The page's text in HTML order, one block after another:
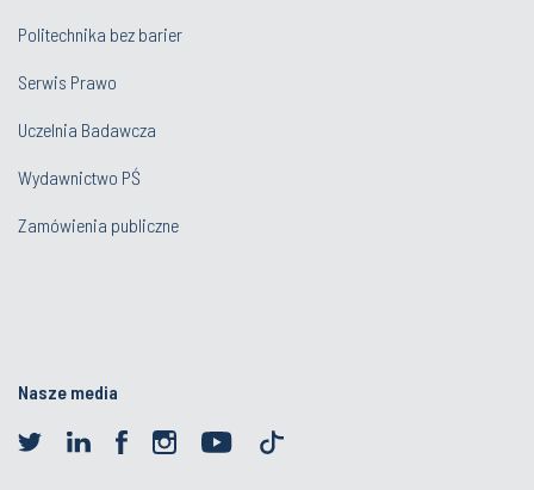
Politechnika bez barier
Serwis Prawo
Uczelnia Badawcza
Wydawnictwo PŚ
Zamówienia publiczne
Nasze media